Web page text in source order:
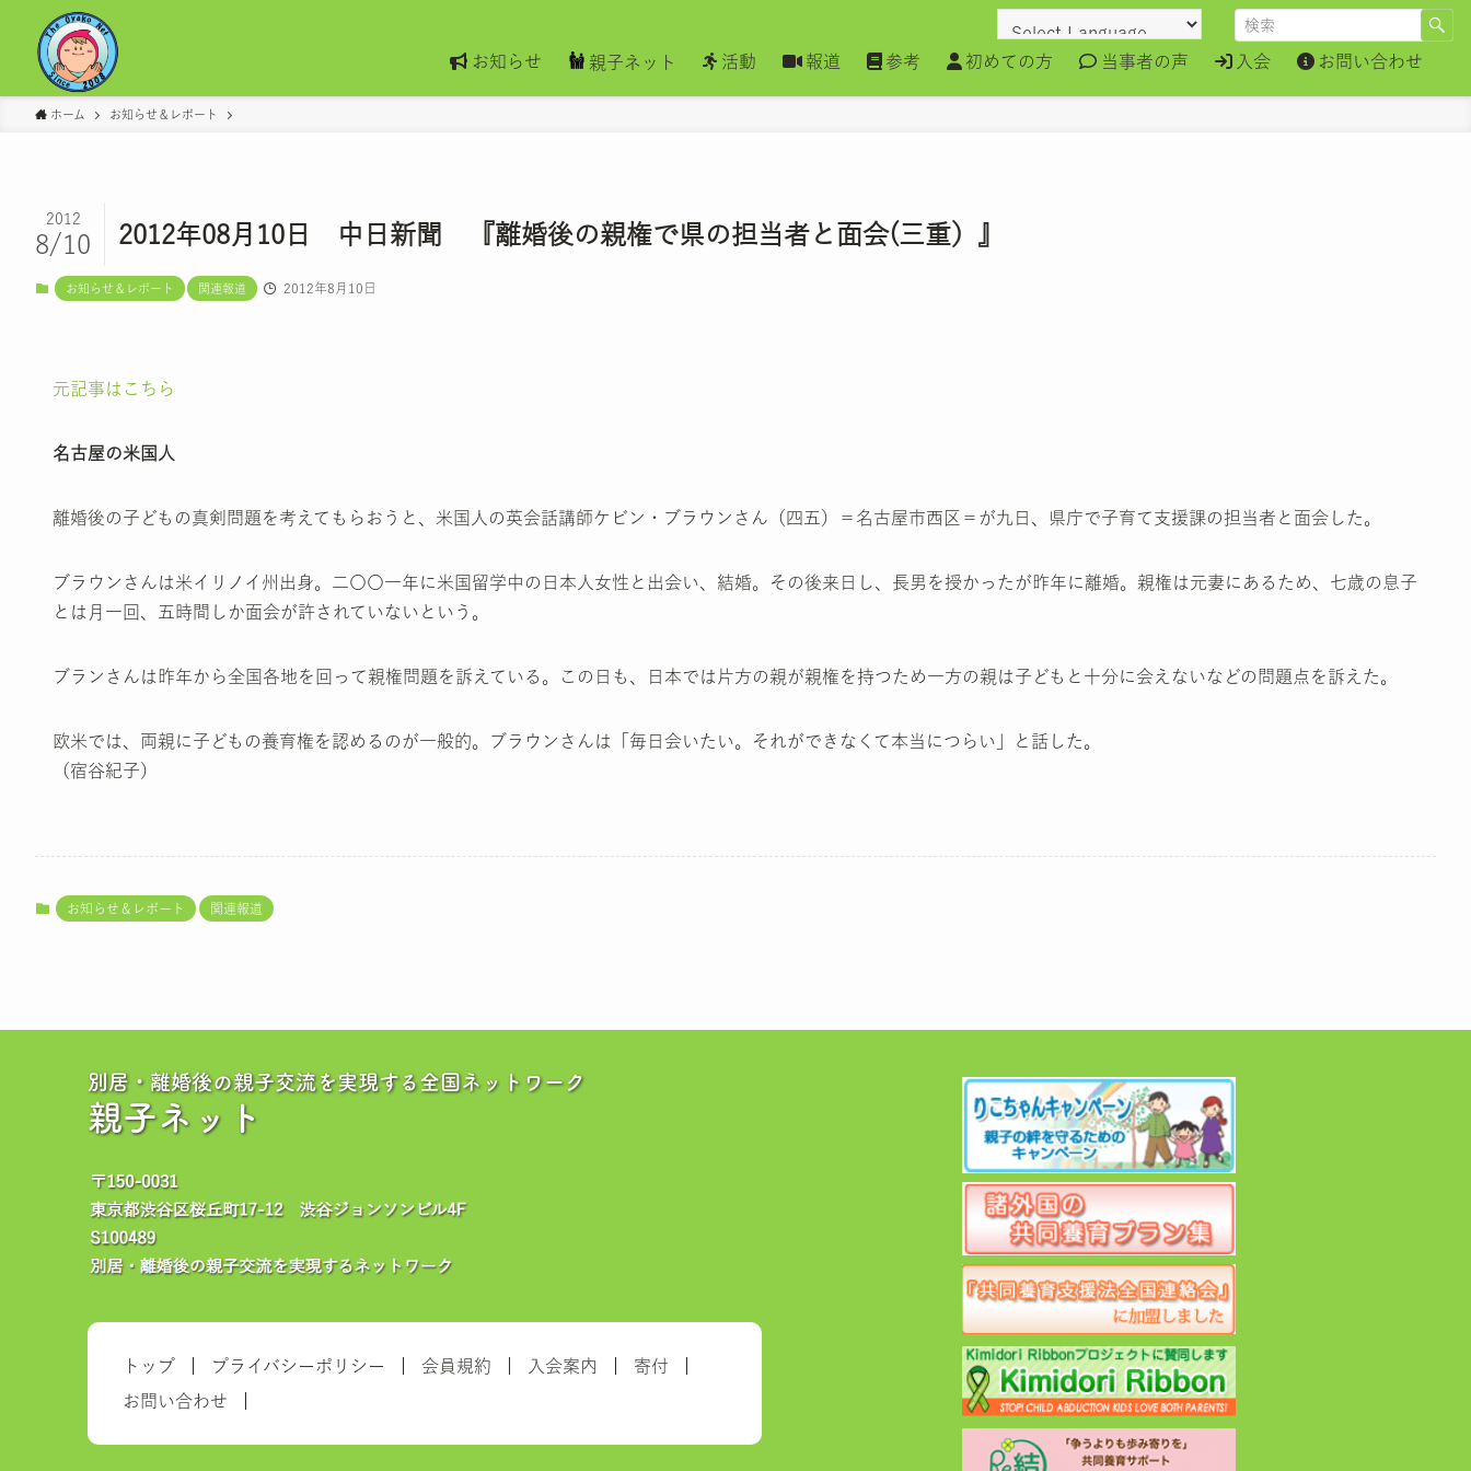
お知らせ 親子ネット 活動 報道 参考 初めての方 当事者の声 入会 お問い合わせ
ホーム お知らせ＆レポート
2012年08月10日 中日新聞 『離婚後の親権で県の担当者と面会(三重）』
2012
8/10
お知らせ＆レポート 関連報道 2012年8月10日
元記事はこちら
名古屋の米国人
離婚後の子どもの真剣問題を考えてもらおうと、米国人の英会話講師ケビン・ブラウンさん（四五）＝名古屋市西区＝が九日、県庁で子育て支援課の担当者と面会した。
ブラウンさんは米イリノイ州出身。二〇〇一年に米国留学中の日本人女性と出会い、結婚。その後来日し、長男を授かったが昨年に離婚。親権は元妻にあるため、七歳の息子
とは月一回、五時間しか面会が許されていないという。
ブランさんは昨年から全国各地を回って親権問題を訴えている。この日も、日本では片方の親が親権を持つため一方の親は子どもと十分に会えないなどの問題点を訴えた。
欧米では、両親に子どもの養育権を認めるのが一般的。ブラウンさんは「毎日会いたい。それができなくて本当につらい」と話した。
（宿谷紀子）
お知らせ＆レポート 関連報道
別居・離婚後の親子交流を実現する全国ネットワーク
親子ネット
トップ プライバシーポリシー 会員規約 入会案内
寄付
お問い合わせ